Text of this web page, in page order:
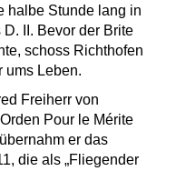
halbe Stunde lang in
II. Bevor der Brite
schoss Richthofen
ums Leben.
Freiherr von
Pour le Mérite
er das
die als „Fliegender